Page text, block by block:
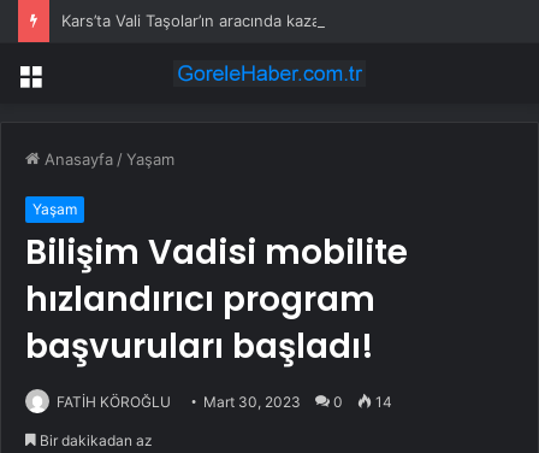
Kars’ta Vali Taşolar’ın aracında kaza
Menü
Anasayfa /Yaşam
Yaşam
Bilişim Vadisi mobilite
hızlandırıcı program
başvuruları başladı!
FATİH KÖROĞLU Mart 30, 2023 0 14
Bir dakikadan az